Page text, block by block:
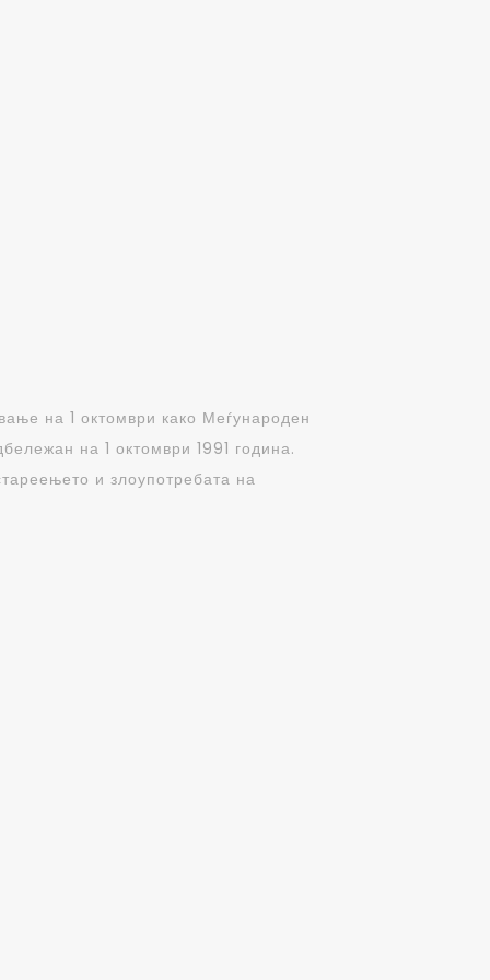
на 1 октомври како Меѓународен
на 1 октомври 1991 година.
и злоупотребата на